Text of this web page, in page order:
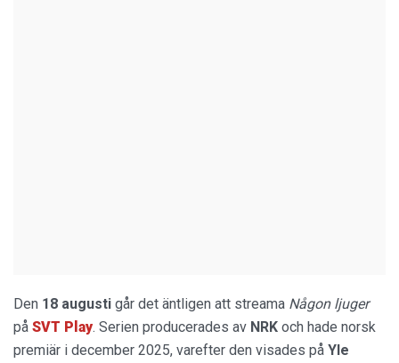
Den 18 augusti går det äntligen att streama Någon ljuger
på SVT Play. Serien producerades av NRK och hade norsk
premiär i december 2025, varefter den visades på Yle